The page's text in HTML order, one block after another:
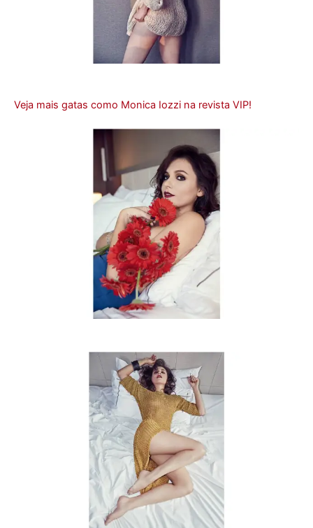
Veja mais gatas como Monica Iozzi na revista VIP!